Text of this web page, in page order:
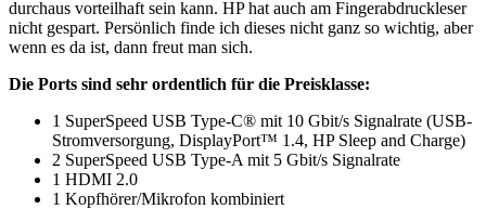
durchaus vorteilhaft sein kann. HP hat auch am Fingerabdruckleser
nicht gespart. Persönlich finde ich dieses nicht ganz so wichtig, aber
wenn es da ist, dann freut man sich.
Die Ports sind sehr ordentlich für die Preisklasse:
1 SuperSpeed USB Type-C® mit 10 Gbit/s Signalrate (USB-
Stromversorgung, DisplayPort™ 1.4, HP Sleep and Charge)
2 SuperSpeed USB Type-A mit 5 Gbit/s Signalrate
1 HDMI 2.0
1 Kopfhörer/Mikrofon kombiniert